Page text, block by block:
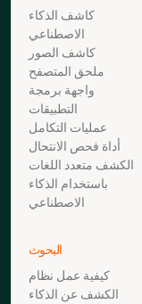
كاشف الذكاء
الاصطناعي
كاشف الصور
ملحق المتصفح
واجهة برمجة
التطبيقات
عمليات التكامل
أداة فحص الانتحال
الكشف متعدد اللغات
باستخدام الذكاء
الاصطناعي
البحوث
كيفية عمل نظام
الكشف عن الذكاء